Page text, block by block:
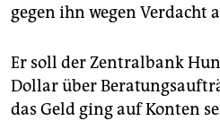
gegen ihn wegen Verdacht
Er soll der Zentralbank
Dollar über
das Geld ging auf Konten